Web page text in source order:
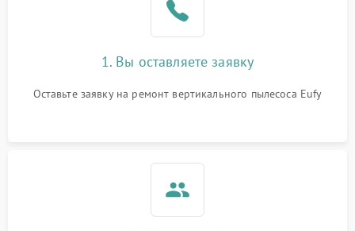
1. Вы оставляете заявку
Оставьте заявку на ремонт вертикального пылесоса Eufy